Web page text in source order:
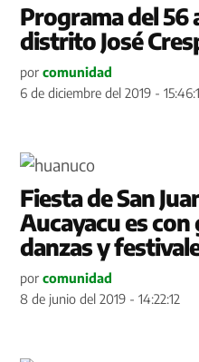
Programa del 56
distrito José
por comunidad
6 de diciembre del 2019 -
Fiesta de San
Aucayacu es
danzas y
por comunidad
8 de junio del 2019 - 14:22:12